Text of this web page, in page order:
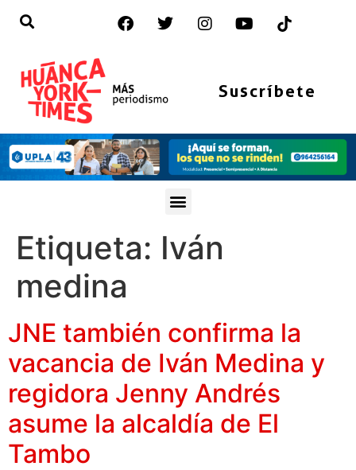
Suscríbete
Etiqueta: Iván
medina
JNE también confirma la
vacancia de Iván Medina y
regidora Jenny Andrés
asume la alcaldía de El
Tambo